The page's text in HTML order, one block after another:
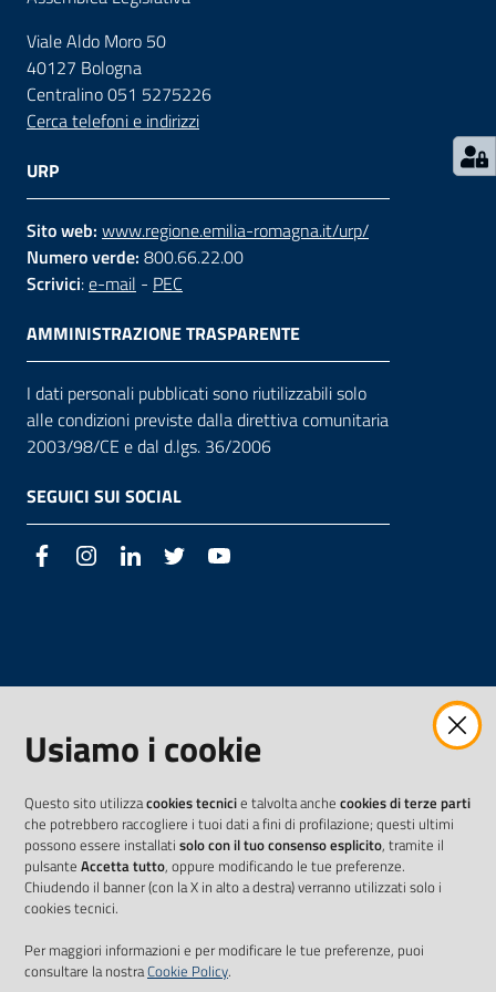
Contatti
su
Viale Aldo Moro 50
40127 Bologna
Centralino 051 5275226
Cerca telefoni e indirizzi
URP
Sito web: www.regione.emilia-romagna.it/urp/
Numero verde: 800.66.22.00
Scrivici:e-mail - PEC
AMMINISTRAZIONE TRASPARENTE
I dati personali pubblicati sono riutilizzabili solo
alle condizioni previste dalla direttiva comunitaria
2003/98/CE e dal d.lgs. 36/2006
SEGUICI SUI SOCIAL
FacebookInstagramLinkedIn Twitter
Usiamo i cookie
Questo sito utilizzacookies tecnicie talvolta anche cookies di terze parti
che potrebbero raccogliere i tuoi dati a fini di profilazione; questi ultimi
possono essere installati solo con il tuo consenso esplicito, tramite il
pulsante Accetta tutto, oppure modificando le tue preferenze.
Chiudendo il banner (con la X in alto a destra) verranno utilizzati solo i
cookies tecnici.
Per maggiori informazioni e per modificare le tue preferenze, puoi
consultare la nostraCookie Policy.